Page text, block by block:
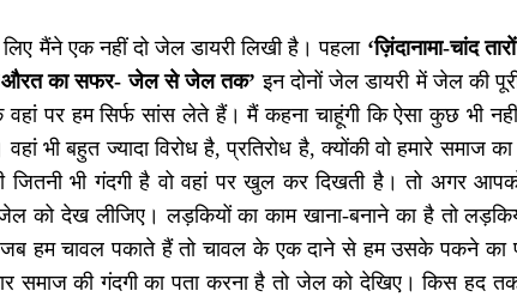
मैंने एक नहीं दो जेल डायरी लिखी है। पहला ‘ज़िंदानामा-चांद
औरत का सफर- जेल से जेल तक’ इन दोनों जेल डायरी में जेल की
पर हम सिर्फ सांस लेते हैं। मैं कहना चाहूंगी कि ऐसा कुछ भी
भी बहुत ज्यादा विरोध है, प्रतिरोध है, क्योंकी वो हमारे समाज का
जितनी भी गंदगी है वो वहां पर खुल कर दिखती है। तो अगर
को देख लीजिए। लड़कियों का काम खाना-बनाने का है तो
हम चावल पकाते हैं तो चावल के एक दाने से हम उसके पकने का
समाज की गंदगी का पता करना है तो जेल को देखिए। किस हद तक